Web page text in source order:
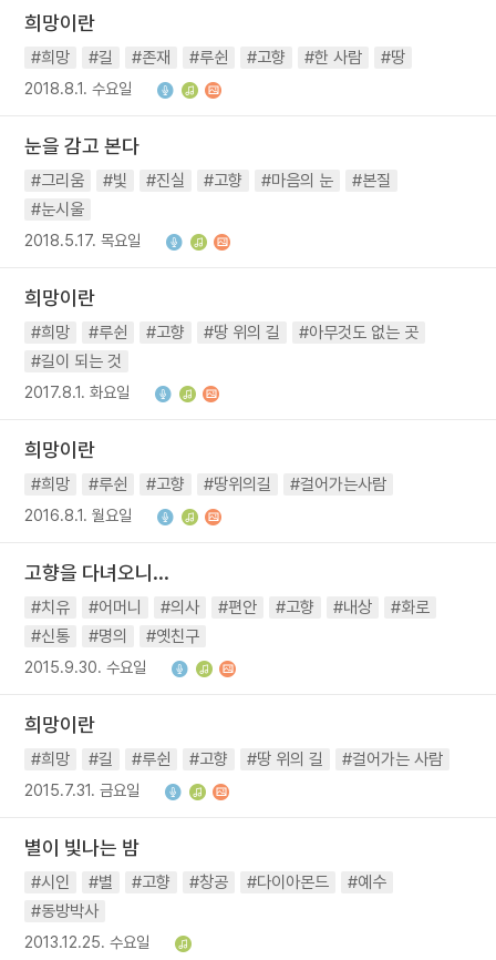
희망이란
#희망 #길 #존재 #루쉰 #고향 #한 사람 #땅
2018.8.1. 수요일
눈을 감고 본다
#그리움 #빛 #진실 #고향 #마음의 눈
#본질
#눈시울
2018.5.17. 목요일
희망이란
#희망 #루쉰 #고향 #땅 위의 길
#아무것도 없는 곳
#길이 되는 것
2017.8.1. 화요일
희망이란
#희망 #루쉰 #고향 #땅위의길 #걸어가는사람
2016.8.1. 월요일
고향을 다녀오니...
#치유 #어머니 #의사 #편안 #고향 #내상
#화로
#신통
#명의 #옛친구
2015.9.30. 수요일
희망이란
#희망 #길 #루쉰 #고향 #땅 위의 길 #걸어가는 사람
2015.7.31. 금요일
별이 빛나는 밤
#시인 #별 #고향 #창공 #다이아몬드
#예수
#동방박사
2013.12.25. 수요일